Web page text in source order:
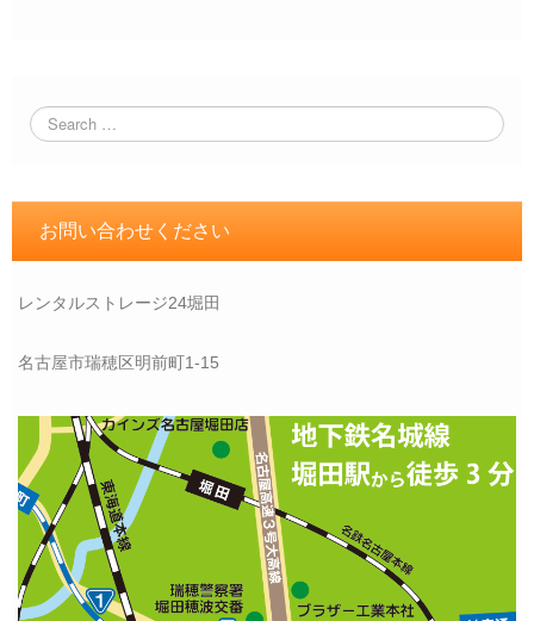
お問い合わせください
レンタルストレージ24堀田
名古屋市瑞穂区明前町1-15